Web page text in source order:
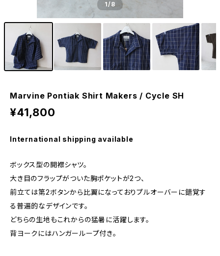
1/8
Marvine Pontiak Shirt Makers / Cycle SH
¥41,800
International shipping available
ボックス型の開襟シャツ。
大き目のフラップがついた胸ポケットが2つ、
前立ては第2ボタンから比翼になっておりプルオーバーに錯覚す
る普遍的なデザインです。
どちらの生地もこれからの猛暑に活躍します。
背ヨークにはハンガーループ付き。